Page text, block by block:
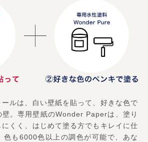
ルは、白い壁紙を貼って、好きな色で
。専用壁紙のWonder Paperは、塗り
くく、はじめて塗る方でもキレイに仕
色も6000色以上の調色が可能で、あな